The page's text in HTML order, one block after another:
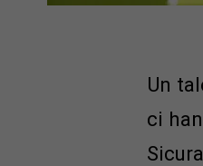
Un
ci